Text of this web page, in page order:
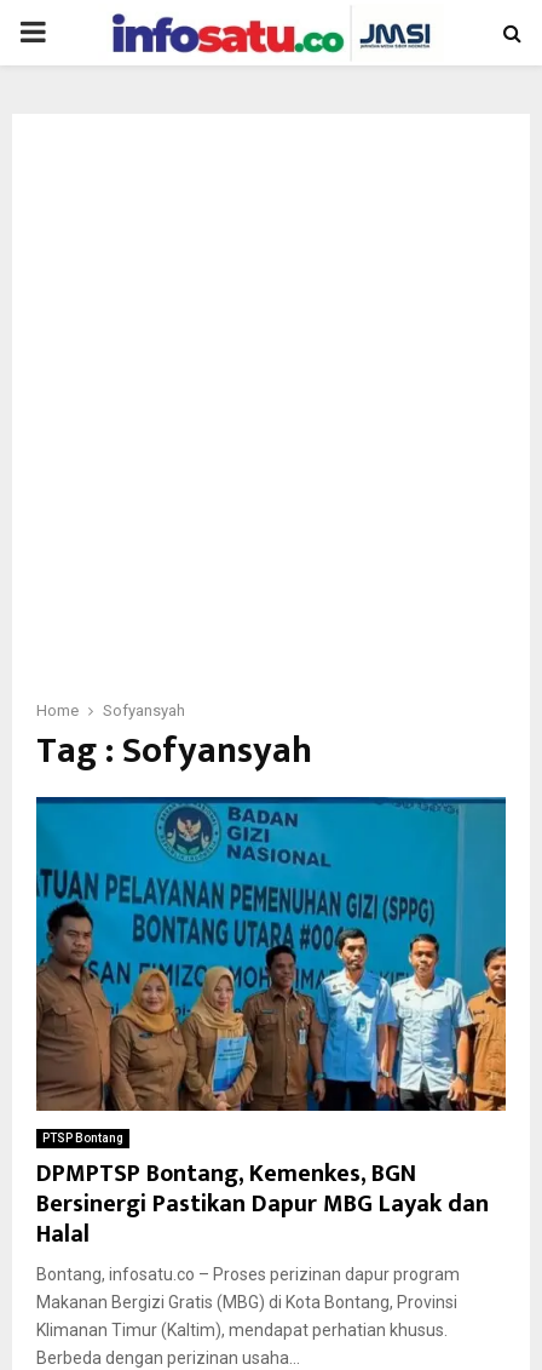
PRIMARY
Home Sofyansyah
Tag : Sofyansyah
PTSP Bontang
DPMPTSP Bontang, Kemenkes, BGN
Bersinergi Pastikan Dapur MBG Layak dan
Halal
Bontang, infosatu.co – Proses perizinan dapur program
Makanan Bergizi Gratis (MBG) di Kota Bontang, Provinsi
Klimanan Timur (Kaltim), mendapat perhatian khusus.
Berbeda dengan perizinan usaha...